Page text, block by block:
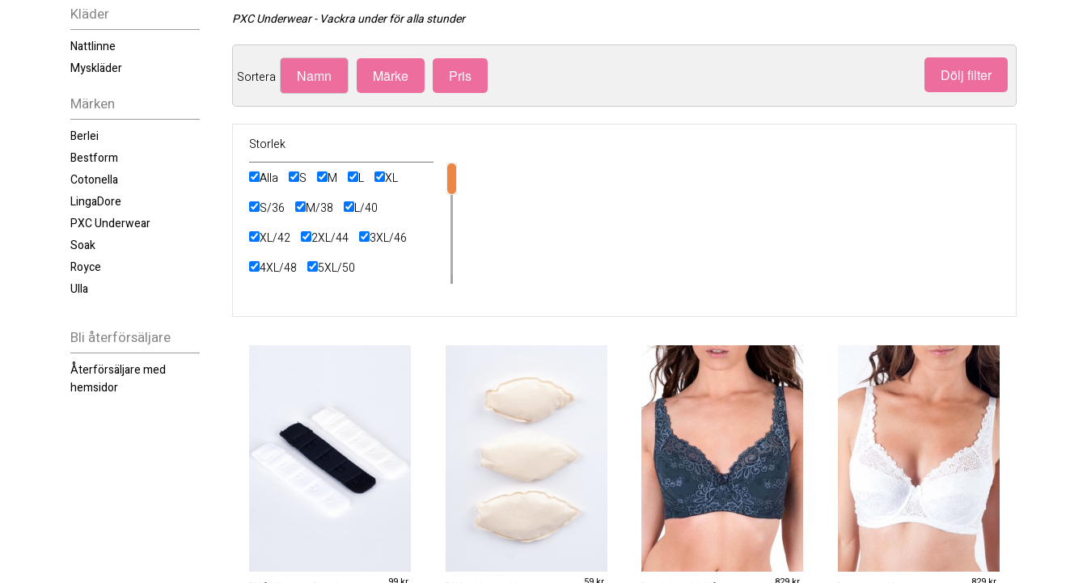
Kläder
Nattlinne
Myskläder
Märken
Berlei
Bestform
Cotonella
LingaDore
PXC Underwear
Soak
Royce
Ulla
Bli återförsäljare
Återförsäljare med
hemsidor
PXC Underwear - Vackra under för alla stunder
Sortera Namn Märke Pris Dölj filter
Storlek
Alla
S M L
XL
S/36
M/38
L/40
XL/42
2XL/44
3XL/46
4XL/48
5XL/50
75B 75C
75F
75G